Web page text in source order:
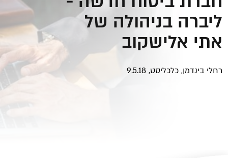
ליברה בניהולה של
אתי אלישקוב
רחלי בינדמן, כלכליסט, 9.5.18